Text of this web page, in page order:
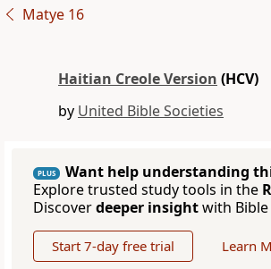
Matye 16
Haitian Creole Version (HCV)
by United Bible Societies
PLUS
Want help understanding
Explore trusted study tools in the
Discoverdeeper insightwith Bible
Start 7-day free trial Learn